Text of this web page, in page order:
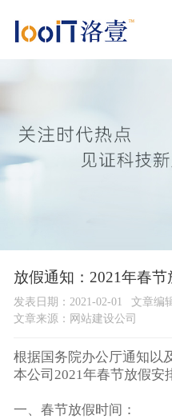
放假通知：2021年春
发表日期：2021-02-01
文章编
文章来源： 网站建设公司
根据国务院办公厅通知以
本公司2021年春节放假安
一、春节放假时间：